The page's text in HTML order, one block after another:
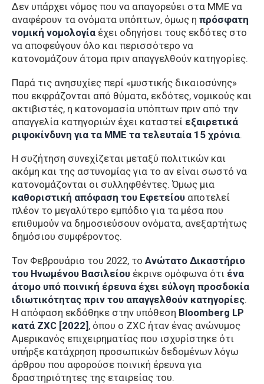
Δεν υπάρχει νόμος που να απαγορεύει στα ΜΜΕ να
αναφέρουν τα ονόματα υπόπτων, όμως η πρόσφατη
νομική νομολογία έχει οδηγήσει τους εκδότες στο
να αποφεύγουν όλο και περισσότερο να
κατονομάζουν άτομα πριν απαγγελθούν κατηγορίες.
Παρά τις ανησυχίες περί «μυστικής δικαιοσύνης»
που εκφράζονται από θύματα, εκδότες, νομικούς και
ακτιβιστές, η κατονομασία υπόπτων πριν από την
απαγγελία κατηγοριών έχει καταστεί εξαιρετικά
ριψοκίνδυνη για τα ΜΜΕ τα τελευταία 15 χρόνια.
Η συζήτηση συνεχίζεται μεταξύ πολιτικών και
ακόμη και της αστυνομίας για το αν είναι σωστό να
κατονομάζονται οι συλληφθέντες. Όμως μια
καθοριστική απόφαση του Εφετείου αποτελεί
πλέον το μεγαλύτερο εμπόδιο για τα μέσα που
επιθυμούν να δημοσιεύσουν ονόματα, ανεξαρτήτως
δημόσιου συμφέροντος.
Τον Φεβρουάριο του 2022, το Ανώτατο Δικαστήριο
του Ηνωμένου Βασιλείου έκρινε ομόφωνα ότι ένα
άτομο υπό ποινική έρευνα έχει εύλογη προσδοκία
ιδιωτικότητας πριν του απαγγελθούν κατηγορίες.
Η απόφαση εκδόθηκε στην υπόθεση Bloomberg LP
κατά ZXC [2022], όπου ο ZXC ήταν ένας ανώνυμος
Αμερικανός επιχειρηματίας που ισχυρίστηκε ότι
υπήρξε κατάχρηση προσωπικών δεδομένων λόγω
άρθρου που αφορούσε ποινική έρευνα για
δραστηριότητες της εταιρείας του.